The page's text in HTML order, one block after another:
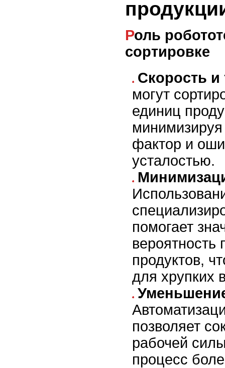
Роль робототехники в
сортировке
Скорость и
могут
единиц
минимизируя
фактор и
усталостью.
помогает
вероятность
продуктов,
для хрупких
позволяет
рабочей
процесс